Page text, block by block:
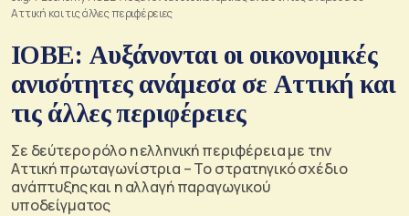
Αττική και τις άλλες περιφέρειες
ΙΟΒΕ: Αυξάνονται οι οικονομικές
ανισότητες ανάμεσα σε Αττική και
τις άλλες περιφέρειες
Σε δεύτερο ρόλο η ελληνική περιφέρεια με την
Αττική πρωταγωνίστρια – Το στρατηγικό σχέδιο
ανάπτυξης και η αλλαγή παραγωγικού
υποδείγματος